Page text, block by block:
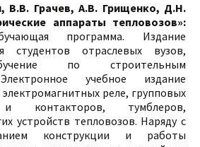
В.В. Грачев, А.В. Грищенко, Д.Н.
аппараты тепловозов»:
программа. Издание
студентов отраслевых вузов,
по строительным
учебное издание
реле, групповых
и контакторов, тумблеров,
устройств тепловозов. Наряду с
конструкции и работы